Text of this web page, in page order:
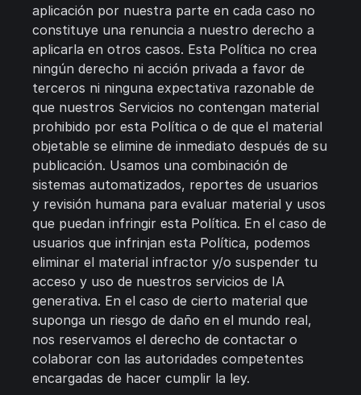
aplicación por nuestra parte en cada caso no
constituye una renuncia a nuestro derecho a
aplicarla en otros casos. Esta Política no crea
ningún derecho ni acción privada a favor de
terceros ni ninguna expectativa razonable de
que nuestros Servicios no contengan material
prohibido por esta Política o de que el material
objetable se elimine de inmediato después de su
publicación. Usamos una combinación de
sistemas automatizados, reportes de usuarios
y revisión humana para evaluar material y usos
que puedan infringir esta Política. En el caso de
usuarios que infrinjan esta Política, podemos
eliminar el material infractor y/o suspender tu
acceso y uso de nuestros servicios de IA
generativa. En el caso de cierto material que
suponga un riesgo de daño en el mundo real,
nos reservamos el derecho de contactar o
colaborar con las autoridades competentes
encargadas de hacer cumplir la ley.